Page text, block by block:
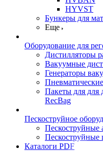
HYVST
Бункеры для
Еще
Оборудование для
Дистилляторы
Вакуумные
Генераторы
Пакеты для для
RecBag
Пескоструйное
Пескоструйные
Пескоструйные
Каталоги PDF